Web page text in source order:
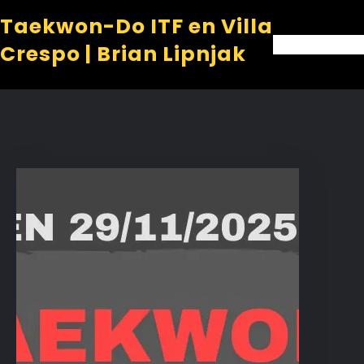
Taekwon-Do ITF en Villa
Crespo | Brian Lipnjak